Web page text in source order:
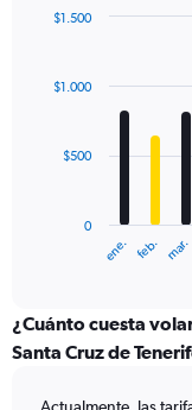
with
12
The
categories.
Range:
ene. feb. mar.
0
$500
$1.000
$1.500
¿Cuánto cuesta
Santa Cruz de